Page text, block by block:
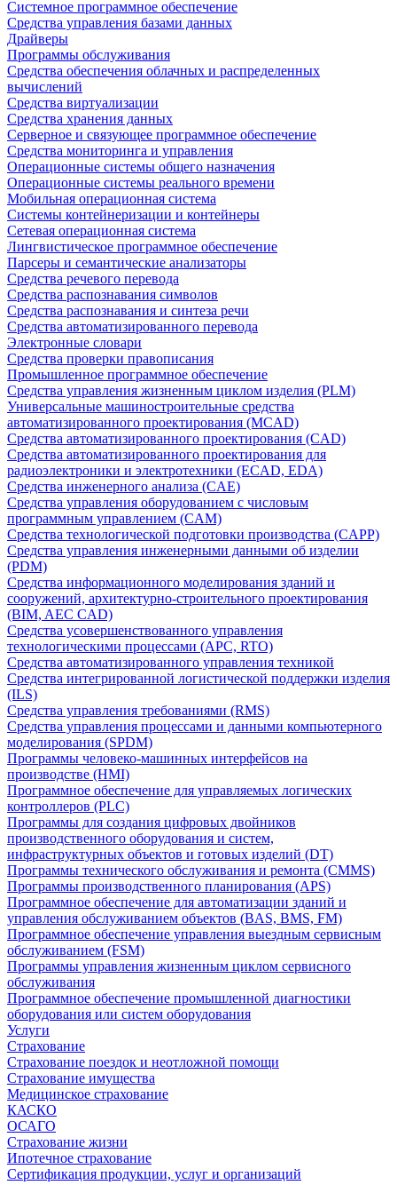
Системное программное обеспечение
Средства управления базами данных
Драйверы
Программы обслуживания
Средства обеспечения облачных и распределенных
вычислений
Средства виртуализации
Средства хранения данных
Серверное и связующее программное обеспечение
Средства мониторинга и управления
Операционные системы общего назначения
Операционные системы реального времени
Мобильная операционная система
Системы контейнеризации и контейнеры
Сетевая операционная система
Лингвистическое программное обеспечение
Парсеры и семантические анализаторы
Средства речевого перевода
Средства распознавания символов
Средства распознавания и синтеза речи
Средства автоматизированного перевода
Электронные словари
Средства проверки правописания
Промышленное программное обеспечение
Средства управления жизненным циклом изделия (PLM)
Универсальные машиностроительные средства
автоматизированного проектирования (MCAD)
Средства автоматизированного проектирования (CAD)
Средства автоматизированного проектирования для
радиоэлектроники и электротехники (ECAD, EDA)
Средства инженерного анализа (CAE)
Средства управления оборудованием с числовым
программным управлением (CAM)
Средства технологической подготовки производства (CAPP)
Средства управления инженерными данными об изделии
(PDM)
Средства информационного моделирования зданий и
сооружений, архитектурно-строительного проектирования
(BIM, AEC CAD)
Средства усовершенствованного управления
технологическими процессами (APC, RTO)
Средства автоматизированного управления техникой
Средства интегрированной логистической поддержки изделия
(ILS)
Средства управления требованиями (RMS)
Средства управления процессами и данными компьютерного
моделирования (SPDM)
Программы человеко-машинных интерфейсов на
производстве (HMI)
Программное обеспечение для управляемых логических
контроллеров (PLC)
Программы для создания цифровых двойников
производственного оборудования и систем,
инфраструктурных объектов и готовых изделий (DT)
Программы технического обслуживания и ремонта (CMMS)
Программы производственного планирования (APS)
Программное обеспечение для автоматизации зданий и
управления обслуживанием объектов (BAS, BMS, FM)
Программное обеспечение управления выездным сервисным
обслуживанием (FSM)
Программы управления жизненным циклом сервисного
обслуживания
Программное обеспечение промышленной диагностики
оборудования или систем оборудования
Услуги
Страхование
Страхование поездок и неотложной помощи
Страхование имущества
Медицинское страхование
КАСКО
ОСАГО
Страхование жизни
Ипотечное страхование
Сертификация продукции, услуг и организаций